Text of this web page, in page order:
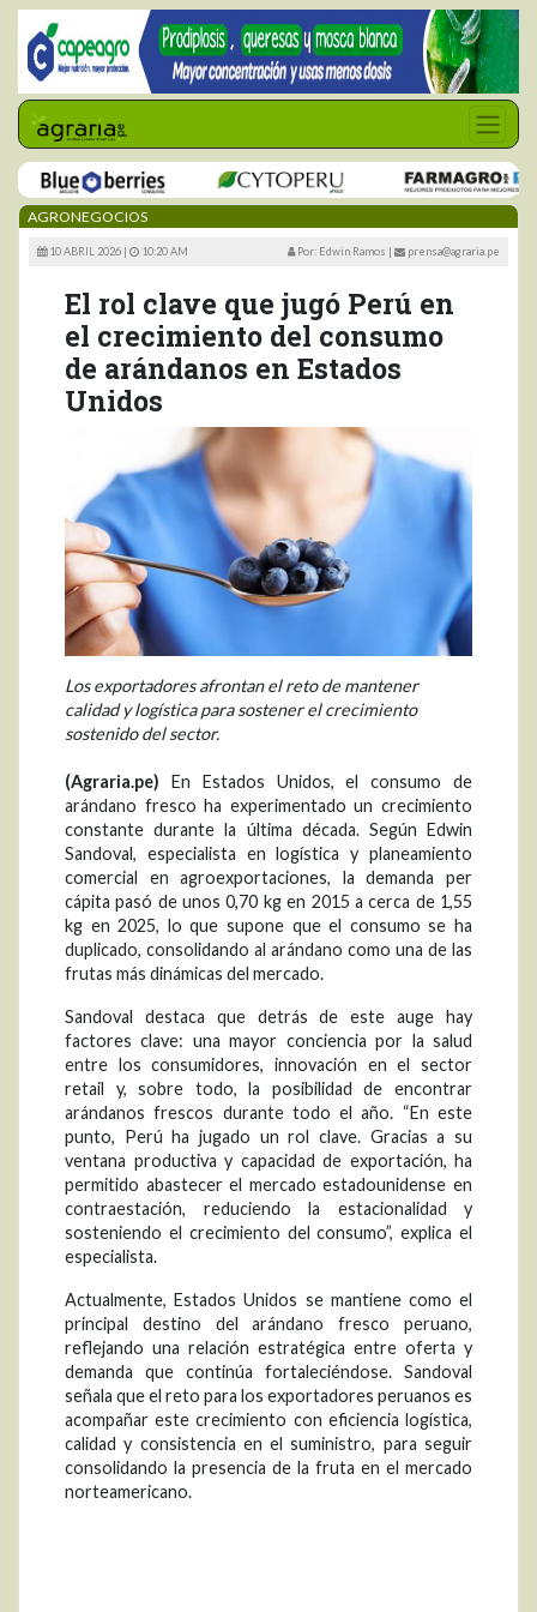
AGRONEGOCIOS
10 ABRIL 2026 | 10:20 AM Por: Edwin Ramos | prensa@agraria.pe
El rol clave que jugó Perú en
el crecimiento del consumo
de arándanos en Estados
Unidos
Los exportadores afrontan el reto de mantener
calidad y logística para sostener el crecimiento
sostenido del sector.
(Agraria.pe) En Estados Unidos, el consumo de
arándano fresco ha experimentado un crecimiento
constante durante la última década. Según Edwin
Sandoval, especialista en logística y planeamiento
comercial en agroexportaciones, la demanda per
cápita pasó de unos 0,70 kg en 2015 a cerca de 1,55
kg en 2025, lo que supone que el consumo se ha
duplicado, consolidando al arándano como una de las
frutas más dinámicas del mercado.
Sandoval destaca que detrás de este auge hay
factores clave: una mayor conciencia por la salud
entre los consumidores, innovación en el sector
retail y, sobre todo, la posibilidad de encontrar
arándanos frescos durante todo el año. “En este
punto, Perú ha jugado un rol clave. Gracias a su
ventana productiva y capacidad de exportación, ha
permitido abastecer el mercado estadounidense en
contraestación, reduciendo la estacionalidad y
sosteniendo el crecimiento del consumo”, explica el
especialista.
Actualmente, Estados Unidos se mantiene como el
principal destino del arándano fresco peruano,
reflejando una relación estratégica entre oferta y
demanda que continúa fortaleciéndose. Sandoval
señala que el reto para los exportadores peruanos es
acompañar este crecimiento con eficiencia logística,
calidad y consistencia en el suministro, para seguir
consolidando la presencia de la fruta en el mercado
norteamericano.